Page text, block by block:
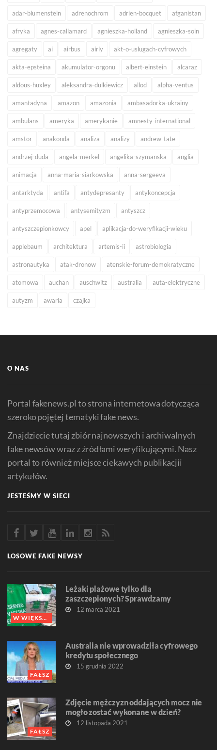
adar-blumenstein adrenochrom adrien-bocquet afganistan
afryka agnes-callamard agnieszka-holland agnieszka-soin
agregaty ai airbus airly akt-o-uslugach-cyfrowych
akta-epsteina akumulator-orgonu albert-einstein alcaraz
aldous-huxley aleksandra-dulkiewicz allod alpha-ventus
amantadyna amazon amazonia ambasadorka-ukrainy
ambulans ameryka amerykanie amnesty-international
amstor anakonda analiza analizy andrew-tate
andrzej-duda angela-merkel angelika-szymanska anglia
animacja anna-maria-siarkowska anna-sergeeva
antarktyda antifa antydepresanty antykoncepcja
antyprzemocowa antysemityzm antyszcz
antyszczepionkowcy apel aplikacja-do-weryfikacji-wieku
applebaum architektura artemis-ii astrobiologia
astronautyka atak-dronow atenskie-forum-demokratyczne
atomowa auchan auschwitz australia auta-elektryczne
autyzm awaria czajka
O NAS
Portal fakenews.pl to strona internetowa dotycząca
szeroko pojętej tematyki fake news.
Znajdziecie tutaj zbiór najnowszych i archiwalnych
fake newsów wraz z źródłami weryfikującymi. Nasz
portal to również miejsce ciekawych publikacjii
artykułów.
JESTEŚMY W SIECI
LOSOWE FAKE NEWSY
W WIĘKSZOŚCI FAŁSZ
Leżaki plażowe tylko dla
zaszczepionych? Sprawdzamy
12 marca 2021
FAŁSZ
Australia nie wprowadziła cyfrowego
kredytu społecznego
15 grudnia 2022
FAŁSZ
Zdjęcie mężczyzn oddających mocz nie
mogło zostać wykonane w dzień?
12 listopada 2021